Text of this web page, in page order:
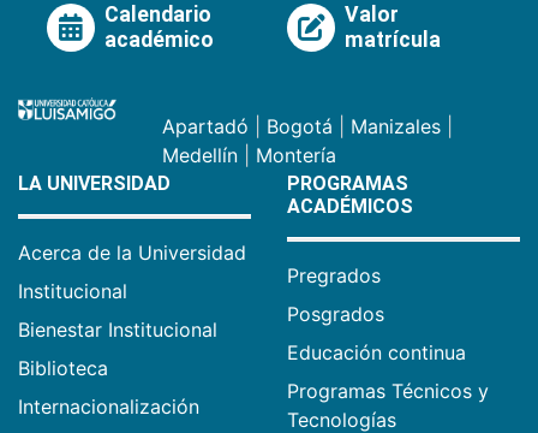
Calendario
académico
Valor
matrícula
Apartadó Bogotá Manizales
Medellín
Montería
LA UNIVERSIDAD
Acerca de la Universidad
Institucional
Bienestar Institucional
Biblioteca
Internacionalización
PROGRAMAS
ACADÉMICOS
Pregrados
Posgrados
Educación continua
Programas Técnicos y
Tecnologías